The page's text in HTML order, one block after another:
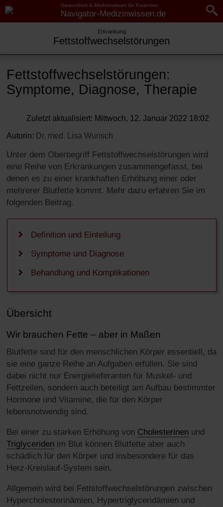
Gesundheit & Medizinwissen für Patienten
Navigator-Medizinwissen.de
Erkrankung
Fettstoffwechselstörungen
Fettstoffwechselstörungen:
Symptome, Diagnose, Therapie
Zuletzt aktualisiert: Mittwoch, 12. Januar 2022 18:02
Autorin: Dr. med. Lisa Wunsch
Unter dem Oberbegriff Fettstoffwechselstörungen wird
eine Reihe von Erkrankungen zusammengefasst, bei
denen es zu einer krankhaften Erhöhung einer oder
mehrerer Blutfette kommt. Mehr dazu erfahren Sie im
folgenden Beitrag.
Definition und Einteilung
Symptome und Diagnose
Behandlung und Komplikationen
Übersicht
Wir brauchen Fette – aber in Maßen
Blutfette sind für den menschlichen Körper essentiell, da
sie eine ganze Reihe an Aufgaben erfüllen. Sie sind
dabei nicht nur Energielieferanten für Muskel- und
Fettzellen, sondern auch beteiligt am Aufbau bestimmter
Hormone und Vitamine, die für den Körper
lebensnotwendig sind.
Bei einer zu starken Erhöhung von Cholesterinen und
Triglyceriden im Blut können Blutfette aber auch
schädlich für den Körper und insbesondere für das
Herz-Kreislauf-System sein.
Allgemein wird bei Fettstoffwechselstörungen zwischen
Hypercholesterinämien, Hypertriglyceridämien und
► Diagnostik & Laborwerte
► Medikamente
► Gesundheitsthemen
►
Krankheiten
Fettstoffwechselstörungen:
Therapie
Übersicht
Definition und Einteilung
Ursachen
Symptome
Behandlung
Komplikationen